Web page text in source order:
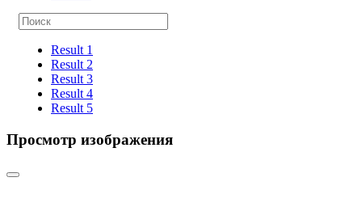
Result 1
Result 2
Result 3
Result 4
Result 5
Просмотр изображения